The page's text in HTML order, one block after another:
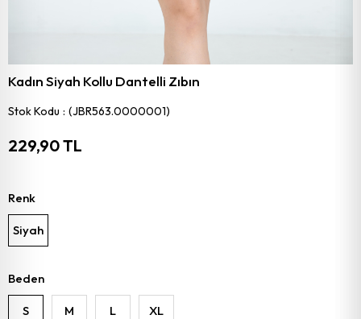
Kadın Siyah Kollu Dantelli Zıbın
Stok Kodu (JBR563.0000001)
229,90 TL
Renk
Siyah
Beden
S M L XL